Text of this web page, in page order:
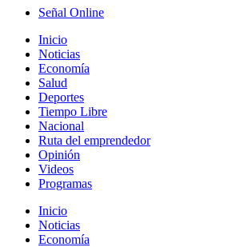
Señal Online
Inicio
Noticias
Economía
Salud
Deportes
Tiempo Libre
Nacional
Ruta del emprendedor
Opinión
Videos
Programas
Inicio
Noticias
Economía